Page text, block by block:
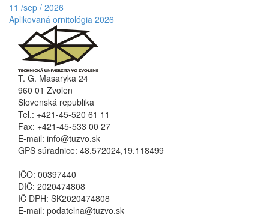
11 /sep / 2026
Aplikovaná ornitológia 2026
T. G. Masaryka 24
960 01 Zvolen
Slovenská republika
Tel.: +421-45-520 61 11
Fax: +421-45-533 00 27
E-mail: info@tuzvo.sk
GPS súradnice: 48.572024,19.118499
IČO: 00397440
DIČ: 2020474808
IČ DPH: SK2020474808
E-mail: podatelna@tuzvo.sk